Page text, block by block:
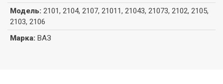
Модель: 2101, 2104, 2107, 21011, 21043, 21073, 2102, 2105,
2103, 2106
Марка: ВАЗ